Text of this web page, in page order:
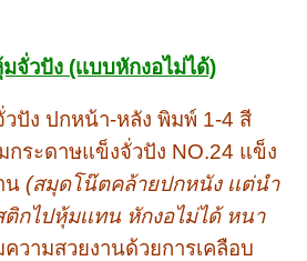
วปัง (เเบบหักงอไม่ได้)
ปัง ปกหน้า-หลัง พิมพ์ 1-4 สี
กระดาษแข็งจั่วปัง NO.24 แข็ง
น (สมุดโน๊ตคล้ายปกหนัง เเต่นำ
กไปหุ้มเเทน หักงอไม่ได้ หนา
ความสวยงานด้วยการเคลือบ